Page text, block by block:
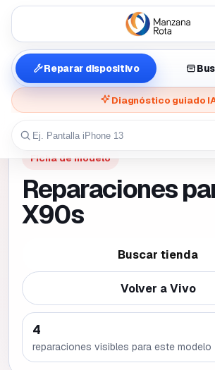
Reparar dispositivo
Diagnóstico guiado
Ficha de modelo
Reparaciones
X90s
Buscar tienda
Volver aVivo
4
reparaciones visibles para este modelo